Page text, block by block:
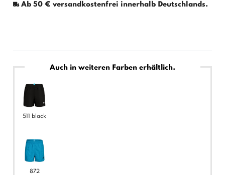
Ab 50 € versandkostenfrei innerhalb Deutschlands.
Auch in weiteren Farben erhältlich.
511 black
872